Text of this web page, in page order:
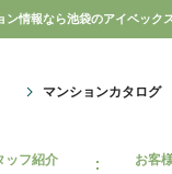
情報なら池袋のアイベック
マンションカタログ
ッフ紹介 お客